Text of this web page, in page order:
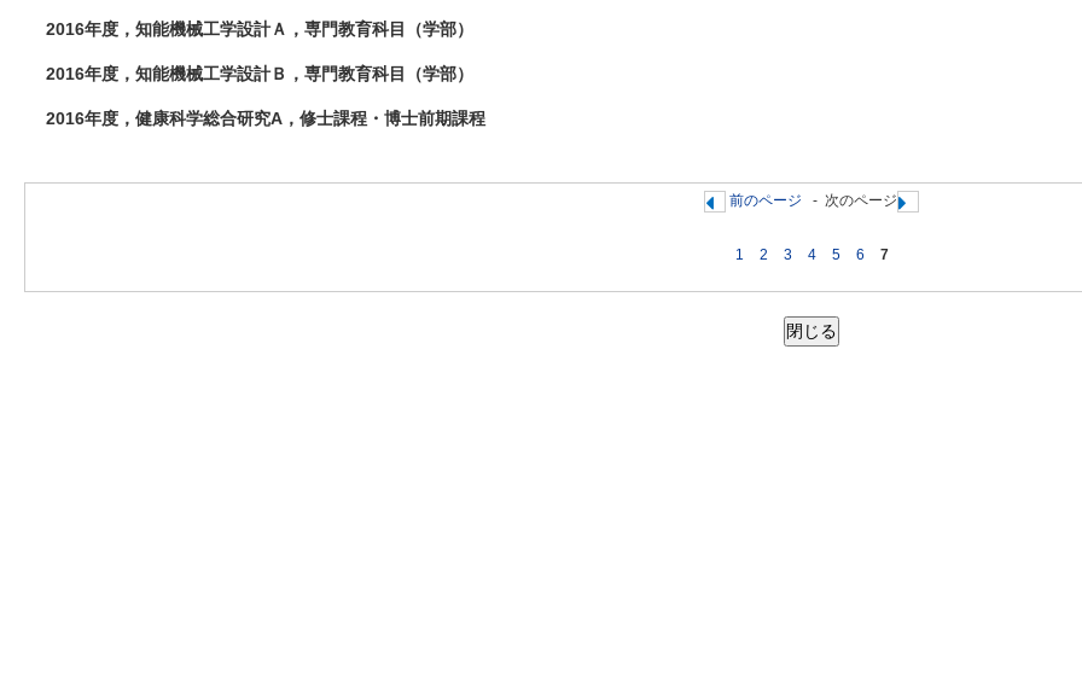
2016年度，知能機械工学設計Ａ，専門教育科目（学部）
2016年度，知能機械工学設計Ｂ，専門教育科目（学部）
2016年度，健康科学総合研究A，修士課程・博士前期課程
前のページ - 次のページ
1 2 3 4 5 6 7